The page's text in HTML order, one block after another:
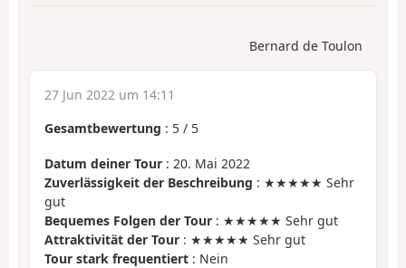
Bernard de Toulon
27 Jun 2022 um 14:11
Gesamtbewertung : 5 / 5
Datum deiner Tour : 20. Mai 2022
Zuverlässigkeit der Beschreibung : ★★★★★ Sehr
gut
Bequemes Folgen der Tour : ★★★★★ Sehr gut
Attraktivität der Tour : ★★★★★ Sehr gut
Tour stark frequentiert : Nein